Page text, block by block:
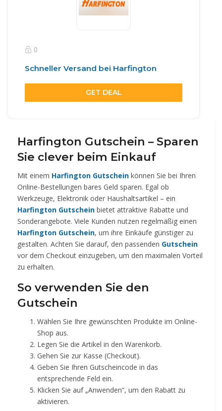
0
Schneller Versand bei Harfington
GET DEAL
Harfington Gutschein – Sparen
Sie clever beim Einkauf
Mit einem Harfington Gutschein können Sie bei Ihren
Online-Bestellungen bares Geld sparen. Egal ob
Werkzeuge, Elektronik oder Haushaltsartikel – ein
Harfington Gutschein bietet attraktive Rabatte und
Sonderangebote. Viele Kunden nutzen regelmäßig einen
Harfington Gutschein, um ihre Einkäufe günstiger zu
gestalten. Achten Sie darauf, den passenden Gutschein
vor dem Checkout einzugeben, um den maximalen Vorteil
zu erhalten.
So verwenden Sie den
Gutschein
Wählen Sie Ihre gewünschten Produkte im Online-
Shop aus.
Legen Sie die Artikel in den Warenkorb.
Gehen Sie zur Kasse (Checkout).
Geben Sie Ihren Gutscheincode in das
entsprechende Feld ein.
Klicken Sie auf „Anwenden“, um den Rabatt zu
aktivieren.